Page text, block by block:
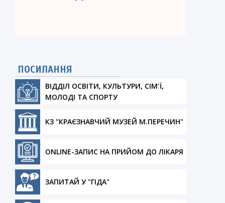
ПОСИЛАННЯ
ВІДДІЛ ОСВІТИ, КУЛЬТУРИ, СІМ'Ї,
МОЛОДІ ТА СПОРТУ
КЗ "КРАЄЗНАВЧИЙ МУЗЕЙ М.ПЕРЕЧИН"
ONLINE-ЗАПИС НА ПРИЙОМ ДО ЛІКАРЯ
ЗАПИТАЙ У "ГІДА"